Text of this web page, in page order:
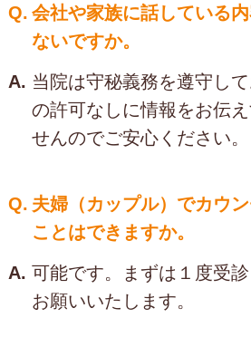
Q. 会社や家族に話している
ないですか。
A. 当院は守秘義務を遵守し
の許可なしに情報をお伝
せんのでご安心ください。
Q. 夫婦（カップル）でカウ
ことはできますか。
A. 可能です。まずは１度受
お願いいたします。